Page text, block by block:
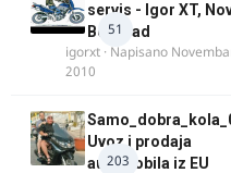
51
servis - Igor XT,
Beograd
igorxt · Napisano
2010
203
Uvoz i prodaja
automobila iz EU